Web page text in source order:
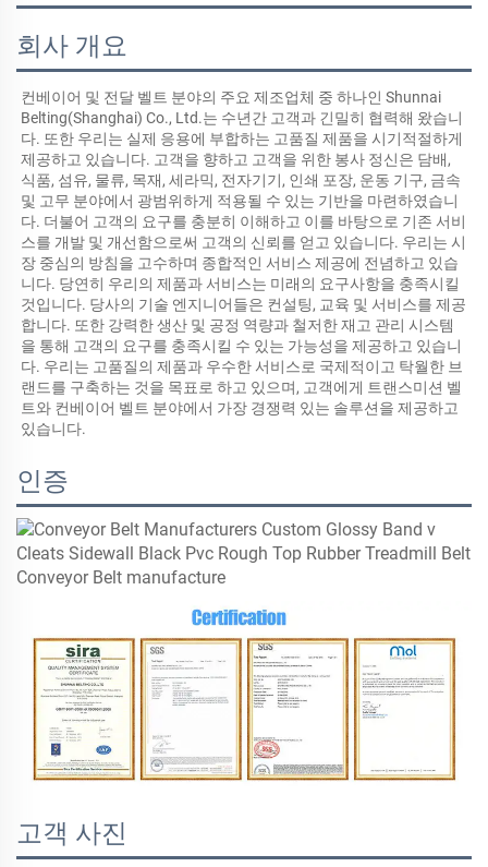
회사 개요
컨베이어 및 전달 벨트 분야의 주요 제조업체 중 하나인 Shunnai
Belting(Shanghai) Co., Ltd.는 수년간 고객과 긴밀히 협력해 왔습니
다. 또한 우리는 실제 응용에 부합하는 고품질 제품을 시기적절하게
제공하고 있습니다. 고객을 향하고 고객을 위한 봉사 정신은 담배,
식품, 섬유, 물류, 목재, 세라믹, 전자기기, 인쇄 포장, 운동 기구, 금속
및 고무 분야에서 광범위하게 적용될 수 있는 기반을 마련하였습니
다. 더불어 고객의 요구를 충분히 이해하고 이를 바탕으로 기존 서비
스를 개발 및 개선함으로써 고객의 신뢰를 얻고 있습니다. 우리는 시
장 중심의 방침을 고수하며 종합적인 서비스 제공에 전념하고 있습
니다. 당연히 우리의 제품과 서비스는 미래의 요구사항을 충족시킬
것입니다. 당사의 기술 엔지니어들은 컨설팅, 교육 및 서비스를 제공
합니다. 또한 강력한 생산 및 공정 역량과 철저한 재고 관리 시스템
을 통해 고객의 요구를 충족시킬 수 있는 가능성을 제공하고 있습니
다. 우리는 고품질의 제품과 우수한 서비스로 국제적이고 탁월한 브
랜드를 구축하는 것을 목표로 하고 있으며, 고객에게 트랜스미션 벨
트와 컨베이어 벨트 분야에서 가장 경쟁력 있는 솔루션을 제공하고
있습니다.
인증
고객 사진